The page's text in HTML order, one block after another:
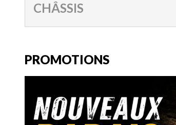
CHÂSSIS
PROMOTIONS